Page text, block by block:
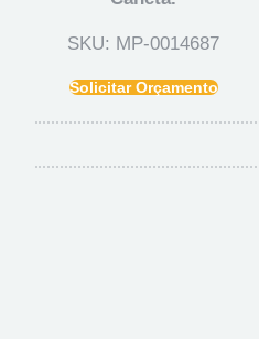
SKU: MP-0014687
Solicitar Orçamento